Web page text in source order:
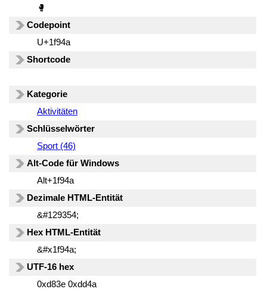
🥊
Codepoint
U+1f94a
Shortcode
Kategorie
Aktivitäten
Schlüsselwörter
Sport (46)
Alt-Code für Windows
Alt+1f94a
Dezimale HTML-Entität
&#129354;
Hex HTML-Entität
&#x1f94a;
UTF-16 hex
0xd83e 0xdd4a